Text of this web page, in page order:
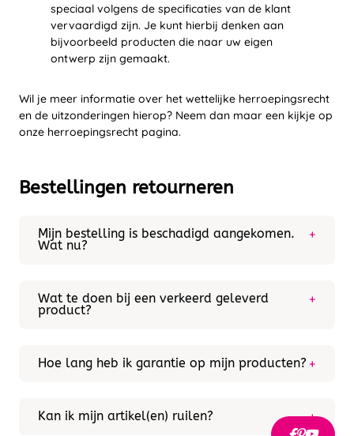
speciaal volgens de specificaties van de klant
vervaardigd zijn. Je kunt hierbij denken aan
bijvoorbeeld producten die naar uw eigen
ontwerp zijn gemaakt.
Wil je meer informatie over het wettelijke herroepingsrecht
en de uitzonderingen hierop? Neem dan maar een kijkje op
onze herroepingsrecht pagina.
Bestellingen retourneren
Mijn bestelling is beschadigd aangekomen.
Wat nu?
bezorging. Maak een foto van de beschadiging en
neem onmiddellijk contact op met onze
Wat te doen bij een verkeerd geleverd
product?
dan voor zorgen dat het juiste product alsnog
geleverd zal worden.
Hoe lang heb ik garantie op mijn producten?
valt dit onder onze garantie. Hoe lang dat is,
verschilt soms wel per merk en per product. Neem
Kan ik mijn artikel(en) ruilen?
Het is helaas niet mogelijk om artikel(en) te ruilen.